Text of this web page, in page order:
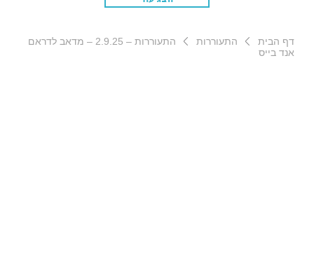
דף הבית התעוררות
התעוררות – 2.9.25 – מדאב לדראם
אנד בייס